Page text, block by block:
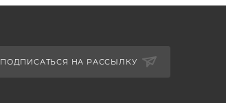
ПОДПИСАТЬСЯ НА РАССЫЛКУ